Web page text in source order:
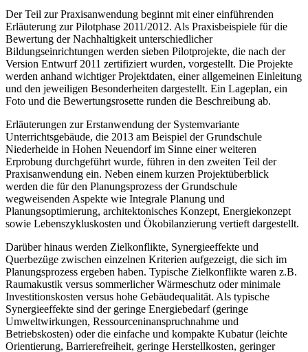
Der Teil zur Praxisanwendung beginnt mit einer einführenden
Erläuterung zur Pilotphase 2011/2012. Als Praxisbeispiele für die
Bewertung der Nachhaltigkeit unterschiedlicher
Bildungseinrichtungen werden sieben Pilotprojekte, die nach der
Version Entwurf 2011 zertifiziert wurden, vorgestellt. Die Projekte
werden anhand wichtiger Projektdaten, einer allgemeinen Einleitung
und den jeweiligen Besonderheiten dargestellt. Ein Lageplan, ein
Foto und die Bewertungsrosette runden die Beschreibung ab.
Erläuterungen zur Erstanwendung der Systemvariante
Unterrichtsgebäude, die 2013 am Beispiel der Grundschule
Niederheide in Hohen Neuendorf im Sinne einer weiteren
Erprobung durchgeführt wurde, führen in den zweiten Teil der
Praxisanwendung ein. Neben einem kurzen Projektüberblick
werden die für den Planungsprozess der Grundschule
wegweisenden Aspekte wie Integrale Planung und
Planungsoptimierung, architektonisches Konzept, Energiekonzept
sowie Lebenszykluskosten und Ökobilanzierung vertieft dargestellt.
Darüber hinaus werden Zielkonflikte, Synergieeffekte und
Querbezüge zwischen einzelnen Kriterien aufgezeigt, die sich im
Planungsprozess ergeben haben. Typische Zielkonflikte waren z.B.
Raumakustik versus sommerlicher Wärmeschutz oder minimale
Investitionskosten versus hohe Gebäudequalität. Als typische
Synergieeffekte sind der geringe Energiebedarf (geringe
Umweltwirkungen, Ressourceninanspruchnahme und
Betriebskosten) oder die einfache und kompakte Kubatur (leichte
Orientierung, Barrierefreiheit, geringe Herstellkosten, geringer